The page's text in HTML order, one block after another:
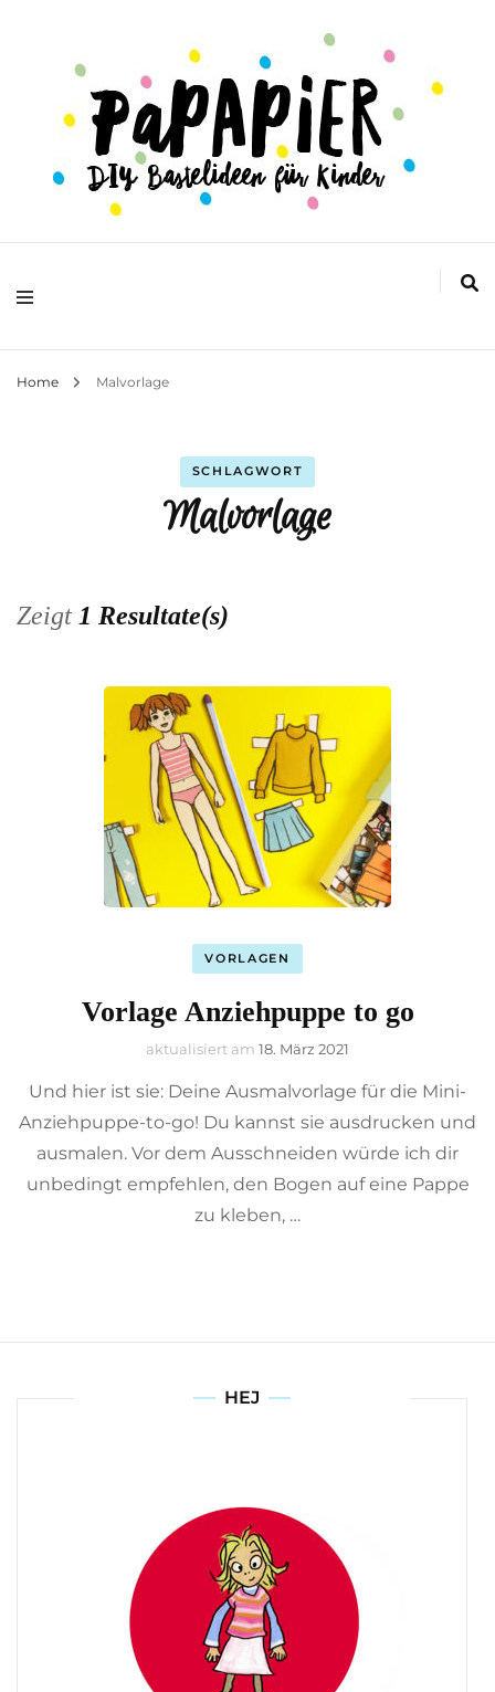
Papapier
DIY Bastelideen für Kinder
Home Malvorlage
SCHLAGWORT
Malvorlage
Zeigt 1 Resultate(s)
VORLAGEN
Vorlage Anziehpuppe to go
aktualisiert am 18. März 2021
Und hier ist sie: Deine Ausmalvorlage für die Mini-
Anziehpuppe-to-go! Du kannst sie ausdrucken und
ausmalen. Vor dem Ausschneiden würde ich dir
unbedingt empfehlen, den Bogen auf eine Pappe
zu kleben, …
HEJ